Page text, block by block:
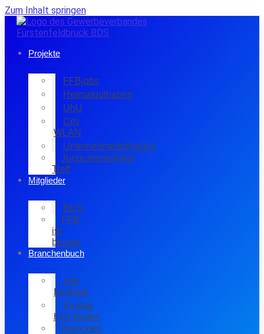
Zum Inhalt springen
Projekte
FFBjobs
Heimatguthaben
UhU
City
WLAN
Unternehmerfrühstück
Jungunternehmer
Treff
Mitglieder
BDS
FFB
ist
besser
Branchenbuch
Alle
Einträge
Eintrag
hinzufügen
Branchen